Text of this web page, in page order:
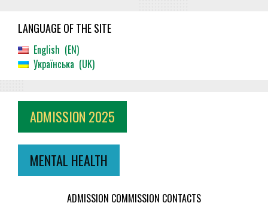
LANGUAGE OF THE SITE
English
EN
Українська
UK
ADMISSION 2025
MENTAL HEALTH
ADMISSION COMMISSION CONTACTS